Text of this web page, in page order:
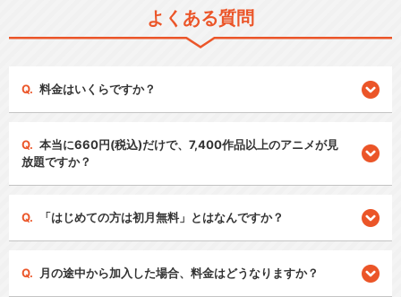
よくある質問
料金はいくらですか？
本当に660円(税込)だけで、7,400作品以上のアニメが見
放題ですか？
「はじめての方は初月無料」とはなんですか？
月の途中から加入した場合、料金はどうなりますか？